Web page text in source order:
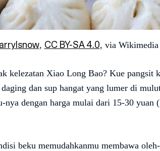
, CC BY-SA 4.0, via Wikimedia
kelezatan Xiao Long Bao? Kue pangsit
dan sup hangat yang lumer di
nya dengan harga mulai dari 15-30 yuan
beku memudahkanmu membawa